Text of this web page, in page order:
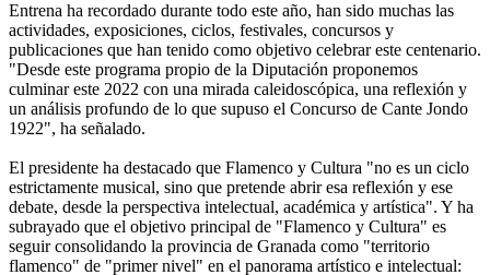
Entrena ha recordado durante todo este año, han sido muchas las
actividades, exposiciones, ciclos, festivales, concursos y
publicaciones que han tenido como objetivo celebrar este centenario.
"Desde este programa propio de la Diputación proponemos
culminar este 2022 con una mirada caleidoscópica, una reflexión y
un análisis profundo de lo que supuso el Concurso de Cante Jondo
1922", ha señalado.
El presidente ha destacado que Flamenco y Cultura "no es un ciclo
estrictamente musical, sino que pretende abrir esa reflexión y ese
debate, desde la perspectiva intelectual, académica y artística". Y ha
subrayado que el objetivo principal de "Flamenco y Cultura" es
seguir consolidando la provincia de Granada como "territorio
flamenco" de "primer nivel" en el panorama artístico e intelectual: